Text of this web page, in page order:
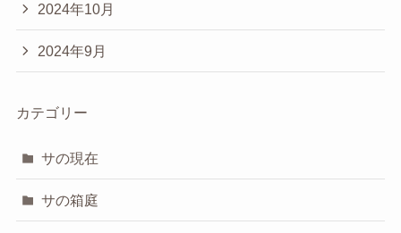
2024年10月
2024年9月
カテゴリー
サの現在
サの箱庭